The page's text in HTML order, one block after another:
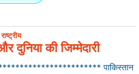
राष्ट्रीय
दुनिया की जिम्मेदारी
पाकिस्तान